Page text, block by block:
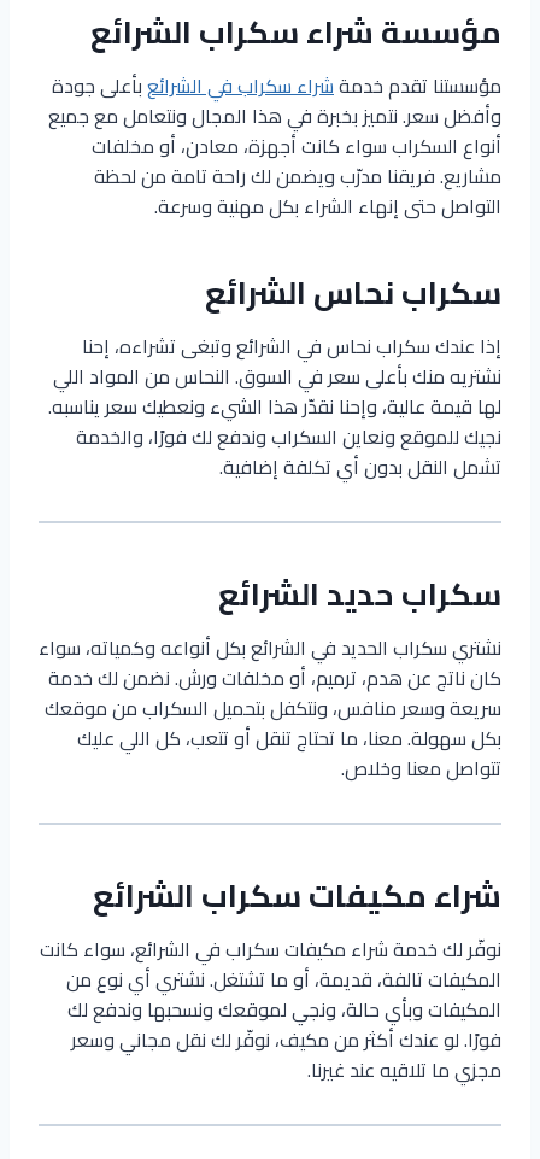
مؤسسة شراء سكراب الشرائع
مؤسستنا تقدم خدمةشراء سكراب في الشرائعبأعلى جودة
وأفضل سعر. نتميز بخبرة في هذا المجال ونتعامل مع جميع
أنواع السكراب سواء كانت أجهزة، معادن، أو مخلفات
مشاريع. فريقنا مدرّب ويضمن لك راحة تامة من لحظة
التواصل حتى إنهاء الشراء بكل مهنية وسرعة.
سكراب نحاس الشرائع
إذا عندك سكراب نحاس في الشرائع وتبغى تشراءه، إحنا
نشتريه منك بأعلى سعر في السوق. النحاس من المواد اللي
لها قيمة عالية، وإحنا نقدّر هذا الشيء ونعطيك سعر يناسبه.
نجيك للموقع ونعاين السكراب وندفع لك فورًا، والخدمة
تشمل النقل بدون أي تكلفة إضافية.
سكراب حديد الشرائع
نشتري سكراب الحديد في الشرائع بكل أنواعه وكمياته، سواء
كان ناتج عن هدم، ترميم، أو مخلفات ورش. نضمن لك خدمة
سريعة وسعر منافس، ونتكفل بتحميل السكراب من موقعك
بكل سهولة. معنا، ما تحتاج تنقل أو تتعب، كل اللي عليك
تتواصل معنا وخلاص.
شراء مكيفات سكراب الشرائع
نوفّر لك خدمة شراء مكيفات سكراب في الشرائع، سواء كانت
المكيفات تالفة، قديمة، أو ما تشتغل. نشتري أي نوع من
المكيفات وبأي حالة، ونجي لموقعك ونسحبها وندفع لك
فورًا. لو عندك أكثر من مكيف، نوفّر لك نقل مجاني وسعر
مجزي ما تلاقيه عند غيرنا.